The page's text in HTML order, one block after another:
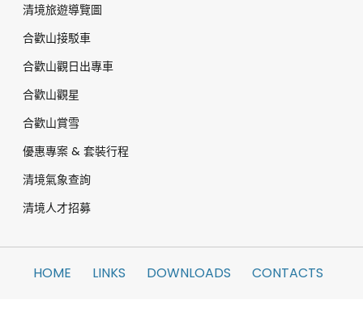
清境旅遊導覽圖
合歡山接駁車
合歡山觀日出專車
合歡山觀星
合歡山賞雪
優惠專案 & 套裝行程
清境氣象查詢
清境人才招募
HOME LINKS DOWNLOADS CONTACTS